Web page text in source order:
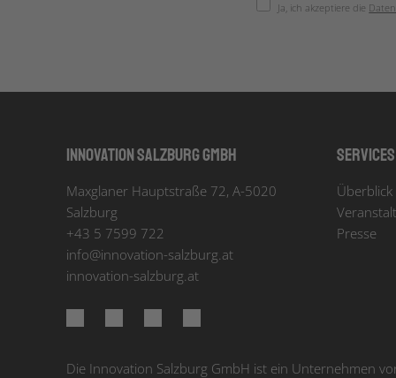
Ja, ich akzeptiere die
Innovation Salzburg GmbH
Maxglaner Hauptstraße 72, A-5020
Salzburg
+43 5 7599 722
info@innovation-salzburg.at
innovation-salzburg.at
Services
Überblick
Presse
Die Innovation Salzburg GmbH ist ein Unternehmen